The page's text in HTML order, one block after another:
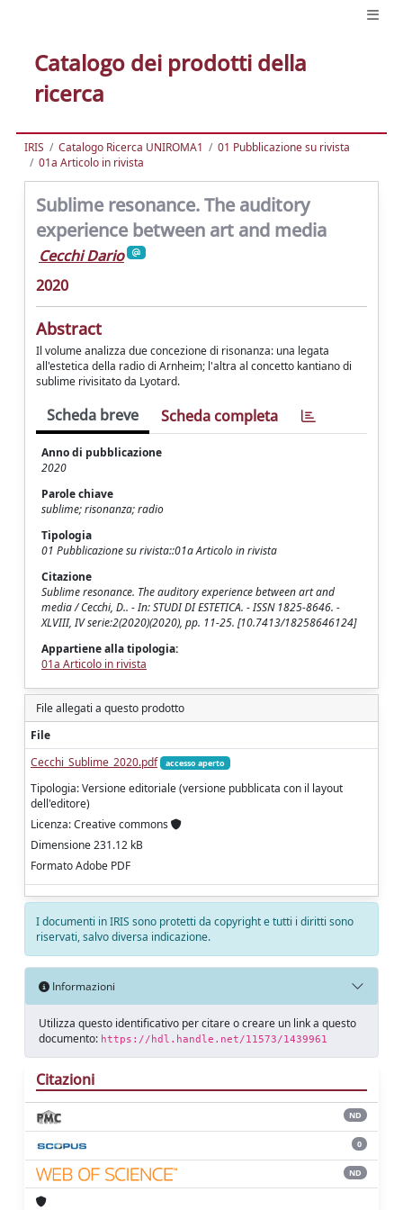
Catalogo dei prodotti della
ricerca
IRIS Catalogo Ricerca UNIROMA1
01 Pubblicazione su rivista
01a Articolo in rivista
Sublime resonance. The auditory
experience between art and media
Cecchi Dario
2020
Abstract
Il volume analizza due concezione di risonanza: una legata
all'estetica della radio di Arnheim; l'altra al concetto kantiano di
sublime rivisitato da Lyotard.
Scheda breve Scheda completa
Anno di pubblicazione
2020
Parole chiave
sublime; risonanza; radio
Tipologia
01 Pubblicazione su rivista::01a Articolo in rivista
Citazione
Sublime resonance. The auditory experience between art and
media / Cecchi, D.. - In: STUDI DI ESTETICA. - ISSN 1825-8646. -
XLVIII, IV serie:2(2020)(2020), pp. 11-25. [10.7413/18258646124]
Appartiene alla tipologia:
01a Articolo in rivista
File allegati a questo prodotto
File
Cecchi_Sublime_2020.pdf
accesso aperto
Tipologia: Versione editoriale (versione pubblicata con il layout
dell'editore)
Licenza: Creative commons
Dimensione 231.12 kB
Formato Adobe PDF
I documenti in IRIS sono protetti da copyright e tutti i diritti sono
riservati, salvo diversa indicazione.
Informazioni
Utilizza questo identificativo per citare o creare un link a questo
documento: https://hdl.handle.net/11573/1439961
Citazioni
ND
0
ND